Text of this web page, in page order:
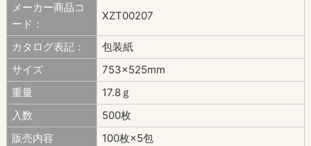
メーカー商品コ
ード：
XZT00207
カタログ表記：
包装紙
サイズ
753×525mm
重量
17.8ｇ
入数
500枚
販売内容
100枚×5包